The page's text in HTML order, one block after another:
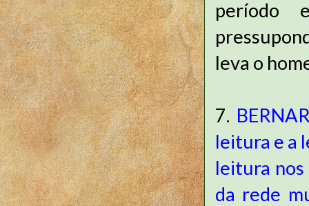
período
leva o
7.
leitura e a
leitura
da rede